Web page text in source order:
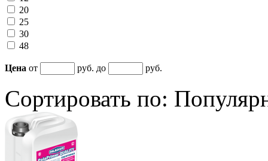
20
25
30
48
Цена от руб. до руб.
Сортировать по: